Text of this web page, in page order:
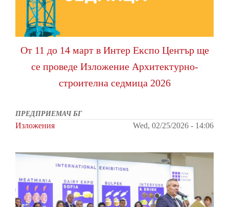
От 11 до 14 март в Интер Експо Център ще
се проведе Изложение Архитектурно-
строителна седмица 2026
ПРЕДПРИЕМАЧ БГ
Изложения Wed, 02/25/2026 - 14:06